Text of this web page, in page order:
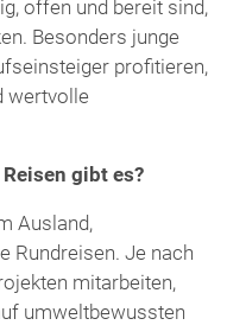
offen und bereit sind,
Besonders junge
profitieren,
wertvolle
gibt es?
Ausland,
Rundreisen. Je nach
mitarbeiten,
umweltbewussten